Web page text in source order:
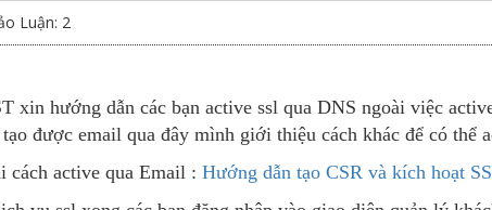
Luận: 2
xin hướng dẫn các bạn active ssl qua DNS ngoài việc
được email qua đây mình giới thiệu cách khác để có thể
cách active qua Email : Hướng dẫn tạo CSR và kích hoạt